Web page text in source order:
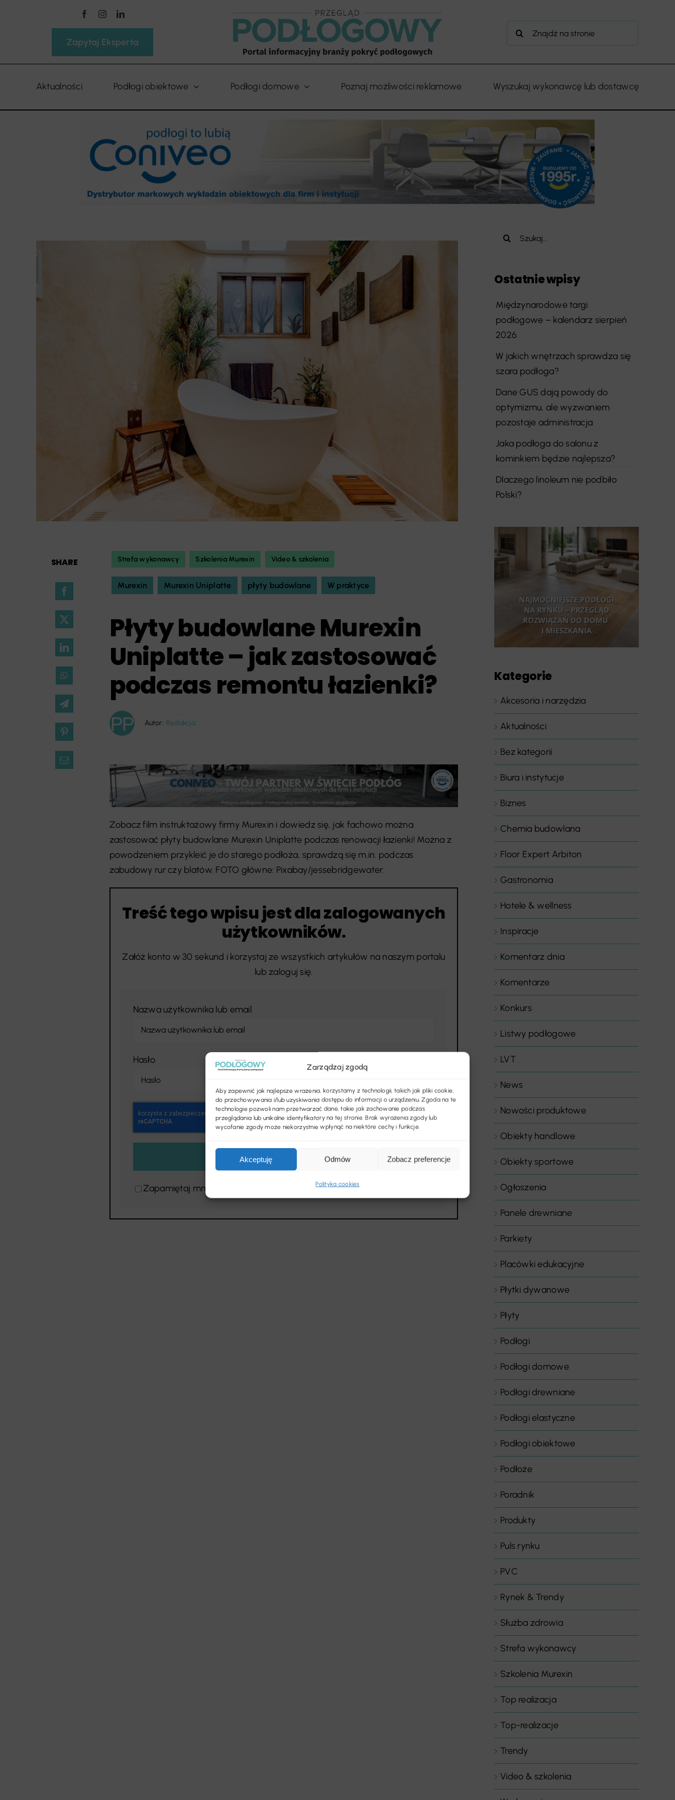
Zarządzaj zgodą
Aby zapewnić jak najlepsze wrażenia, korzystamy z technologii, takich jak pliki cookie,
do przechowywania i/lub uzyskiwania dostępu do informacji o urządzeniu. Zgoda na te
technologie pozwoli nam przetwarzać dane, takie jak zachowanie podczas
przeglądania lub unikalne identyfikatory na tej stronie. Brak wyrażenia zgody lub
wycofanie zgody może niekorzystnie wpłynąć na niektóre cechy i funkcje.
Akceptuję Odmów Zobacz preferencje
Polityka cookies
Zapytaj Eksperta
Szukaj
Aktualności Podłogi obiektowe Podłogi domowe Poznaj możliwości reklamowe Wyszukaj wykonawcę lub dostawcę
SHARE Strefa wykonawcy Szkolenia Murexin Video & szkolenia
Murexin Murexin Uniplatte płyty budowlane W praktyce
Płyty budowlane Murexin
Uniplatte – jak zastosować
podczas remontu łazienki?
Autor: Redakcja
Zobacz film instruktażowy firmy Murexin i dowiedz się, jak fachowo można
zastosować płyty budowlane Murexin Uniplatte podczas renowacji łazienki! Można z
powodzeniem przykleić je do starego podłoża, sprawdzą się m.in. podczas
zabudowy rur czy blatów. FOTO główne: Pixabay/jessebridgewater.
Treść tego wpisu jest dla zalogowanych
użytkowników.
Załóż konto w 30 sekund i korzystaj ze wszystkich artykułów na naszym portalu
lub zaloguj się.
Nazwa użytkownika lub email
Hasło
Zaloguj się
Zapamiętaj mnie Zarejestruj się
Szukaj
Ostatnie wpisy
Międzynarodowe targi
podłogowe – kalendarz sierpień
2026
W jakich wnętrzach sprawdza się
szara podłoga?
Dane GUS dają powody do
optymizmu, ale wyzwaniem
pozostaje administracja
Jaka podłoga do salonu z
kominkiem będzie najlepsza?
Dlaczego linoleum nie podbiło
Polski?
Kategorie
Akcesoria i narzędzia
Aktualności
Bez kategorii
Biura i instytucje
Biznes
Chemia budowlana
Floor Expert Arbiton
Gastronomia
Hotele & wellness
Inspiracje
Komentarz dnia
Komentarze
Konkurs
Listwy podłogowe
LVT
News
Nowości produktowe
Obiekty handlowe
Obiekty sportowe
Ogłoszenia
Panele drewniane
Parkiety
Placówki edukacyjne
Płytki dywanowe
Płyty
Podłogi
Podłogi domowe
Podłogi drewniane
Podłogi elastyczne
Podłogi obiektowe
Podłoże
Poradnik
Produkty
Puls rynku
PVC
Rynek & Trendy
Służba zdrowia
Strefa wykonawcy
Szkolenia Murexin
Top realizacja
Top-realizacje
Trendy
Video & szkolenia